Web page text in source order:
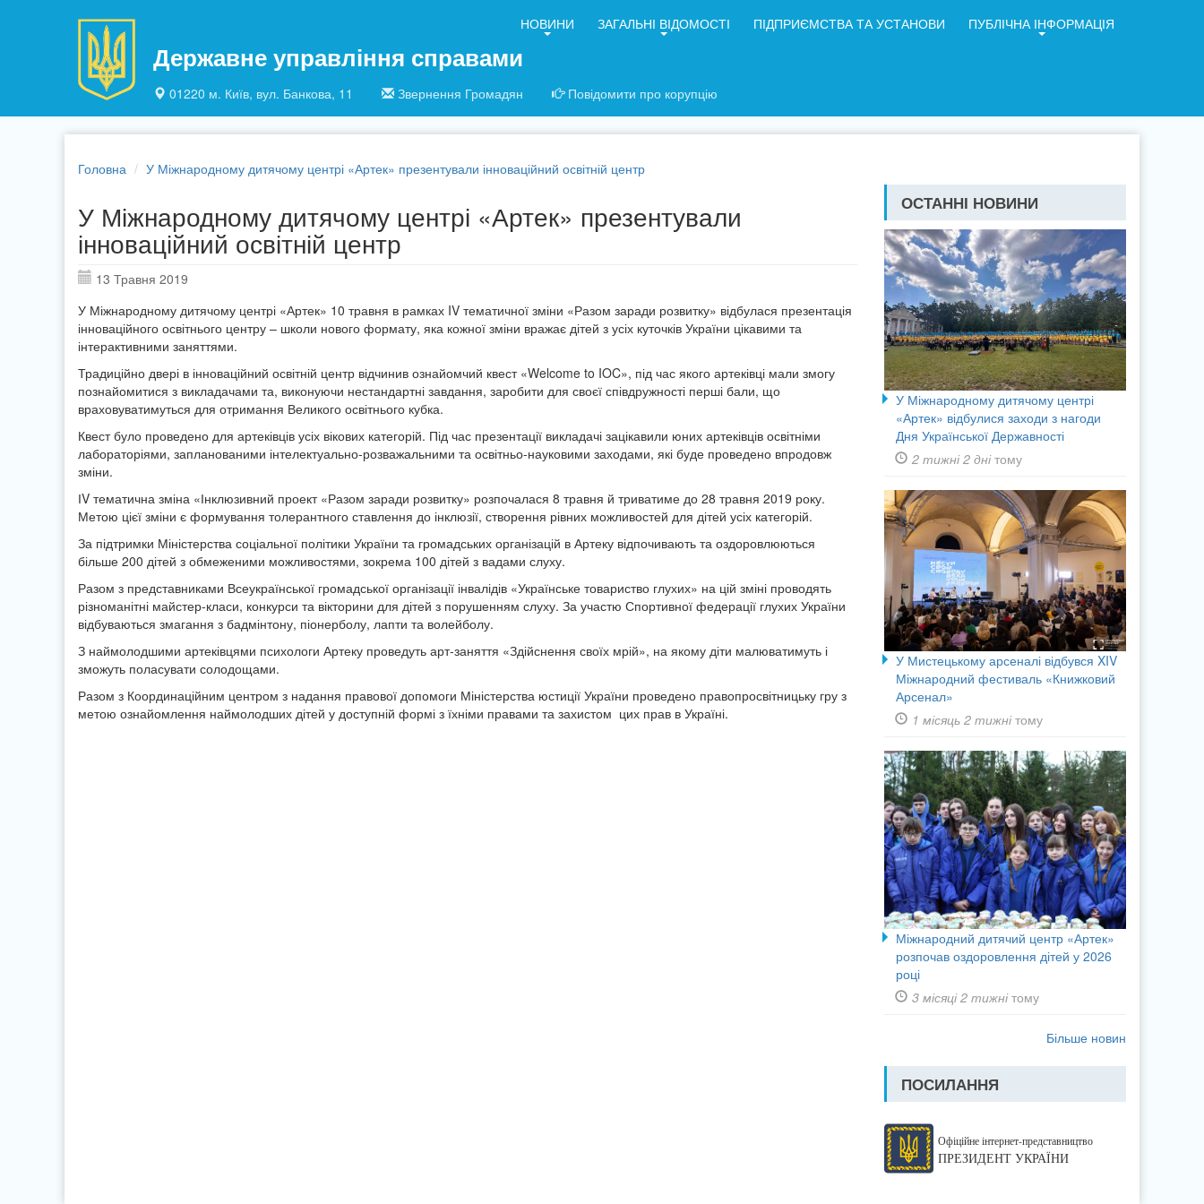
Державне управління справами
01220 м. Київ, вул. Банкова, 11 Звернення Громадян Повідомити про корупцію
НОВИНИ ЗАГАЛЬНІ ВІДОМОСТІ ПІДПРИЄМСТВА ТА УСТАНОВИ ПУБЛІЧНА ІНФОРМАЦІЯ
Головна У Міжнародному дитячому центрі «Артек» презентували інноваційний освітній центр
У Міжнародному дитячому центрі «Артек» презентували
інноваційний освітній центр
13 Травня 2019
У Міжнародному дитячому центрі «Артек» 10 травня в рамках IV тематичної зміни «Разом заради розвитку» відбулася презентація
інноваційного освітнього центру – школи нового формату, яка кожної зміни вражає дітей з усіх куточків України цікавими та
інтерактивними заняттями.
Традиційно двері в інноваційний освітній центр відчинив ознайомчий квест «Welcome to IOC», під час якого артеківці мали змогу
познайомитися з викладачами та, виконуючи нестандартні завдання, заробити для своєї співдружності перші бали, що
враховуватимуться для отримання Великого освітнього кубка.
Квест було проведено для артеківців усіх вікових категорій. Під час презентації викладачі зацікавили юних артеківців освітніми
лабораторіями, запланованими інтелектуально-розважальними та освітньо-науковими заходами, які буде проведено впродовж
зміни.
ІV тематична зміна «Інклюзивний проект «Разом заради розвитку» розпочалася 8 травня й триватиме до 28 травня 2019 року.
Метою цієї зміни є формування толерантного ставлення до інклюзії, створення рівних можливостей для дітей усіх категорій.
За підтримки Міністерства соціальної політики України та громадських організацій в Артеку відпочивають та оздоровлюються
більше 200 дітей з обмеженими можливостями, зокрема 100 дітей з вадами слуху.
Разом з представниками Всеукраїнської громадської організації інвалідів «Українське товариство глухих» на цій зміні проводять
різноманітні майстер-класи, конкурси та вікторини для дітей з порушенням слуху. За участю Спортивної федерації глухих України
відбуваються змагання з бадмінтону, піонерболу, лапти та волейболу.
З наймолодшими артеківцями психологи Артеку проведуть арт-заняття «Здійснення своїх мрій», на якому діти малюватимуть і
зможуть поласувати солодощами.
Разом з Координаційним центром з надання правової допомоги Міністерства юстиції України проведено правопросвітницьку гру з
метою ознайомлення наймолодших дітей у доступній формі з їхніми правами та захистом цих прав в Україні.
ОСТАННІ НОВИНИ
У Міжнародному дитячому центрі
«Артек» відбулися заходи з нагоди
Дня Української Державності
2 тижні 2 днітому
У Мистецькому арсеналі відбувся XIV
Міжнародний фестиваль «Книжковий
Арсенал»
1 місяць 2 тижнітому
Міжнародний дитячий центр «Артек»
розпочав оздоровлення дітей у 2026
році
3 місяці 2 тижнітому
Більше новин
ПОСИЛАННЯ
Офіційне інтернет-представництво
ПРЕЗИДЕНТ УКРАЇНИ